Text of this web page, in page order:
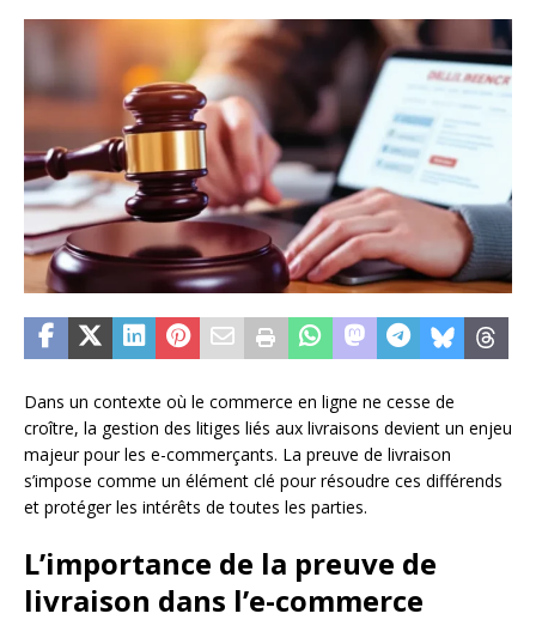
Dans un contexte où le commerce en ligne ne cesse de
croître, la gestion des litiges liés aux livraisons devient un enjeu
majeur pour les e-commerçants. La preuve de livraison
s’impose comme un élément clé pour résoudre ces différends
et protéger les intérêts de toutes les parties.
L’importance de la preuve de
livraison dans l’e-commerce